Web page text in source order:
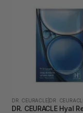
DR. CEURACLE
DR. CEURACLE Hyal